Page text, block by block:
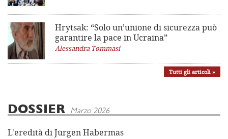
Hrytsak: “Solo un’unione di sicurezza può
garantire la pace in Ucraina”
Alessandra Tommasi
Tutti gli articoli »
DOSSIER Marzo 2026
L'eredità di Jürgen Habermas